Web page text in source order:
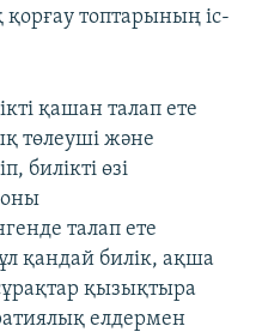
қорғау топтарының іс-
қашан талап ете
төлеуші және
билікті өзі
талап ете
қандай билік, ақша
қызықтыра
елдермен